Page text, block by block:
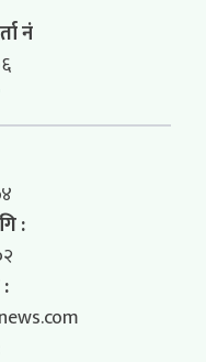
नं
: